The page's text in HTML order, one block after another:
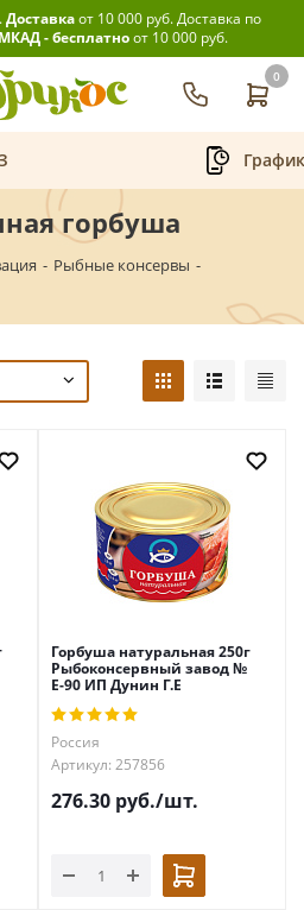
Доставкаот 10 000 руб.Доставка по
МКАД - бесплатноот 10 000 руб.
0
горбуша
- Рыбные консервы -
Горбуша натуральная 250г
Рыбоконсервный завод №
Е-90 ИП Дунин Г.Е
Россия
Артикул: 257856
276.30 руб./шт.